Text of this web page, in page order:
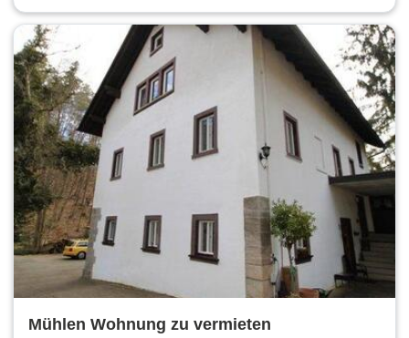
Mühlen Wohnung zu vermieten